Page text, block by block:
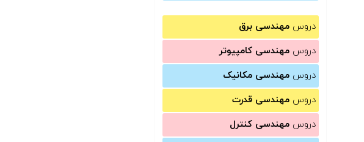
دروس مهندسی برق
دروس مهندسی کامپیوتر
دروس مهندسی مکانیک
دروس مهندسی قدرت
دروس مهندسی کنترل